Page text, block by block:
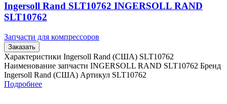
Ingersoll Rand SLT10762 INGERSOLL RAND
SLT10762
Запчасти для компрессоров
Заказать
Характеристики Ingersoll Rand (США) SLT10762
Наименование запчасти INGERSOLL RAND SLT10762 Бренд
Ingersoll Rand (США) Артикул SLT10762
Подробнее